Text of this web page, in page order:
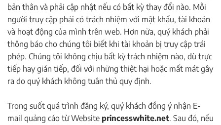
bản thân và phải cập nhật nếu có bất kỳ thay đổi nào. Mỗi
người truy cập phải có trách nhiệm với mật khẩu, tài khoản
và hoạt động của mình trên web. Hơn nữa, quý khách phải
thông báo cho chúng tôi biết khi tài khoản bị truy cập trái
phép. Chúng tôi không chịu bất kỳ trách nhiệm nào, dù trực
tiếp hay gián tiếp, đối với những thiệt hại hoặc mất mát gây
ra do quý khách không tuân thủ quy định.
Trong suốt quá trình đăng ký, quý khách đồng ý nhận E-
mail quảng cáo từ Website princesswhite.net. Sau đó, nếu